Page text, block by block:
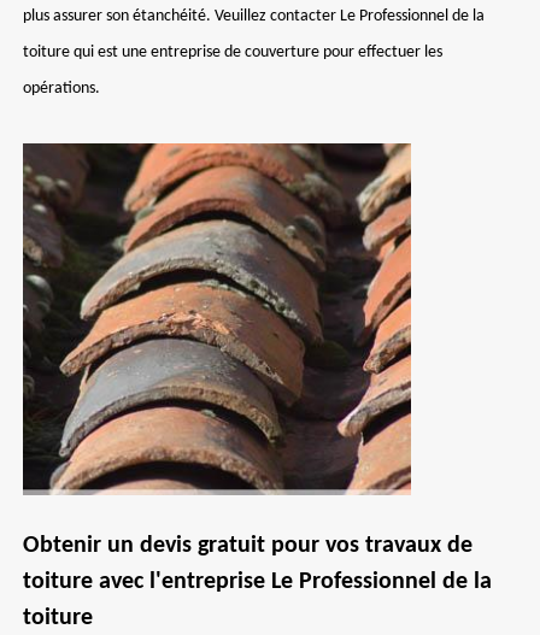
plus assurer son étanchéité. Veuillez contacter Le Professionnel de la
toiture qui est une entreprise de couverture pour effectuer les
opérations.
Obtenir un devis gratuit pour vos travaux de
toiture avec l'entreprise Le Professionnel de la
toiture